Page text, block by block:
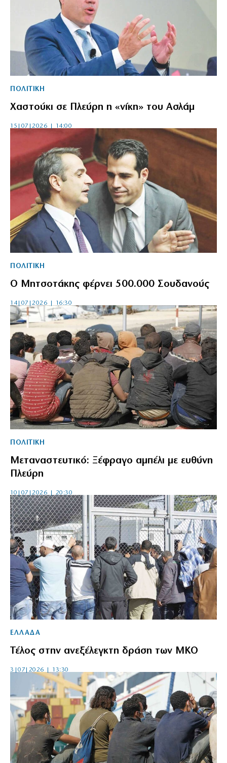
ΠΟΛΙΤΙΚΗ
Χαστούκι σε Πλεύρη η «νίκη» του Ασλάμ
15|07|2026 | 14:00
ΠΟΛΙΤΙΚΗ
Ο Μητσοτάκης φέρνει 500.000 Σουδανούς
14|07|2026 | 16:30
ΠΟΛΙΤΙΚΗ
Μεταναστευτικό: Ξέφραγο αμπέλι με ευθύνη
Πλεύρη
10|07|2026 | 20:30
ΕΛΛΑΔΑ
Τέλος στην ανεξέλεγκτη δράση των ΜΚΟ
3|07|2026 | 13:30